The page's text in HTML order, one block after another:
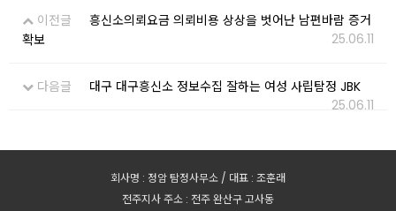
이전글
흥신소의뢰요금 의뢰비용 상상을 벗어난 남편바람 증거
확보
25.06.11
다음글
대구 대구흥신소 정보수집 잘하는 여성 사립탐정 JBK
25.06.11
회사명 : 정암 탐정사무소 / 대표 : 조훈래
전주지사 주소 : 전주 완산구 고사동